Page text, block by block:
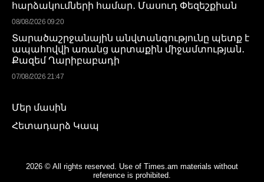
հարձակումների համար․ Մասուդ Փեզեշքիան
08/08/2026 09:20
Տարածաշրջանային անվտանգությունը պետք է
ապահովվի առանց արտաքին միջամտության․
Քազեմ Ղարիբաբադի
07/08/2026 21:47
Մեր մասին
Հետադարձ Կապ
2026 © All rights reserved. Use of Times.am materials without
reference is prohibited.